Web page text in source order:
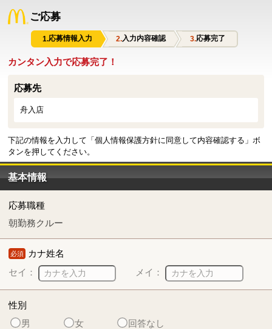
ご応募
応募情報入力 入力内容確認 応募完了
カンタン入力で応募完了！
応募先
舟入店
下記の情報を入力して「個人情報保護方針に同意して内容確認する」ボ
タンを押してください。
基本情報
応募職種
朝勤務クルー
必須 カナ姓名
セイ：
メイ：
性別
男
女 回答なし